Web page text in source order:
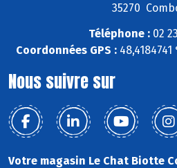
35270
Téléphone :02
Coordonnées GPS :
Nous suivre sur
Votre magasin Le Chat Biotte